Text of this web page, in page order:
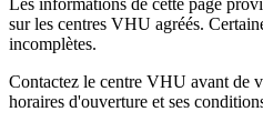
Les informations de cette page
sur les centres VHU agréés.
incomplètes.
Contactez le centre VHU avant de
horaires d'ouverture et ses